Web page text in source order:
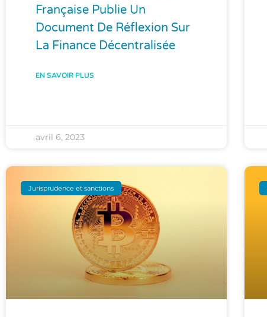
Française Publie Un
Document De Réflexion Sur
La Finance Décentralisée
EN SAVOIR PLUS
avril 6, 2023
Jurisprudence et sanctions